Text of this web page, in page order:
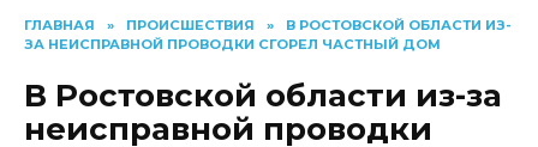
ГЛАВНАЯ » ПРОИСШЕСТВИЯ »
В РОСТОВСКОЙ ОБЛАСТИ ИЗ-
ЗА НЕИСПРАВНОЙ ПРОВОДКИ СГОРЕЛ ЧАСТНЫЙ ДОМ
В Ростовской области из-за
неисправной проводки